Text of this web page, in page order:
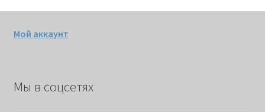
Мой аккаунт
Мы в соцсетях